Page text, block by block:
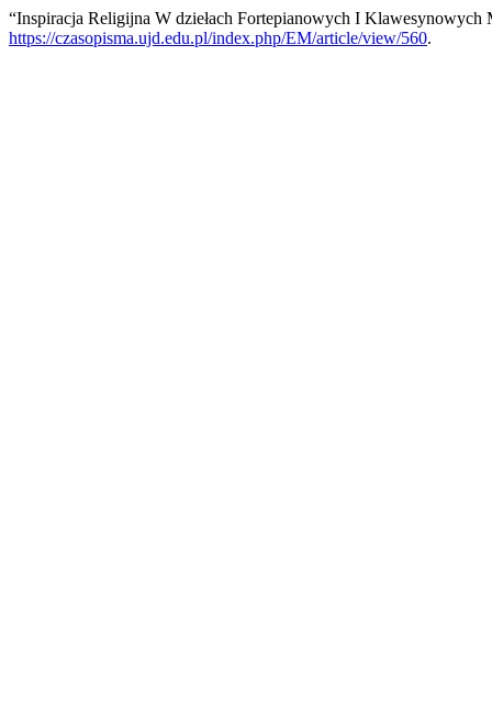
“Inspiracja Religijna W dziełach Fortepianowych I Klawesynowych
https://czasopisma.ujd.edu.pl/index.php/EM/article/view/560.